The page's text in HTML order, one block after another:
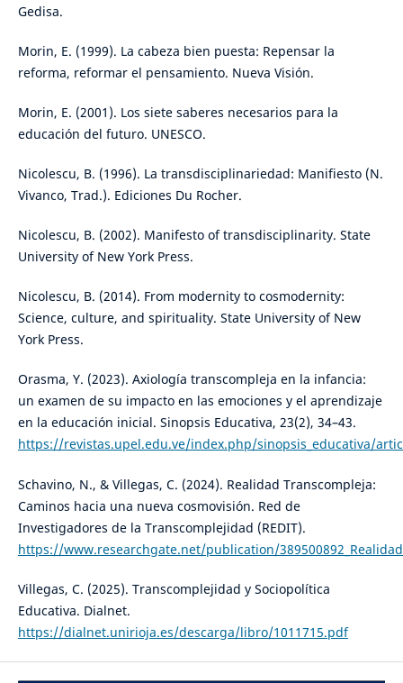
Gedisa.
Morin, E. (1999). La cabeza bien puesta: Repensar la
reforma, reformar el pensamiento. Nueva Visión.
Morin, E. (2001). Los siete saberes necesarios para la
educación del futuro. UNESCO.
Nicolescu, B. (1996). La transdisciplinariedad: Manifiesto (N.
Vivanco, Trad.). Ediciones Du Rocher.
Nicolescu, B. (2002). Manifesto of transdisciplinarity. State
University of New York Press.
Nicolescu, B. (2014). From modernity to cosmodernity:
Science, culture, and spirituality. State University of New
York Press.
Orasma, Y. (2023). Axiología transcompleja en la infancia:
un examen de su impacto en las emociones y el aprendizaje
en la educación inicial. Sinopsis Educativa, 23(2), 34–43.
https://revistas.upel.edu.ve/index.php/sinopsis_educativa/
Schavino, N., & Villegas, C. (2024). Realidad Transcompleja:
Caminos hacia una nueva cosmovisión. Red de
Investigadores de la Transcomplejidad (REDIT).
https://www.researchgate.net/publication/
Villegas, C. (2025). Transcomplejidad y Sociopolítica
Educativa. Dialnet.
https://dialnet.unirioja.es/descarga/libro/1011715.pdf